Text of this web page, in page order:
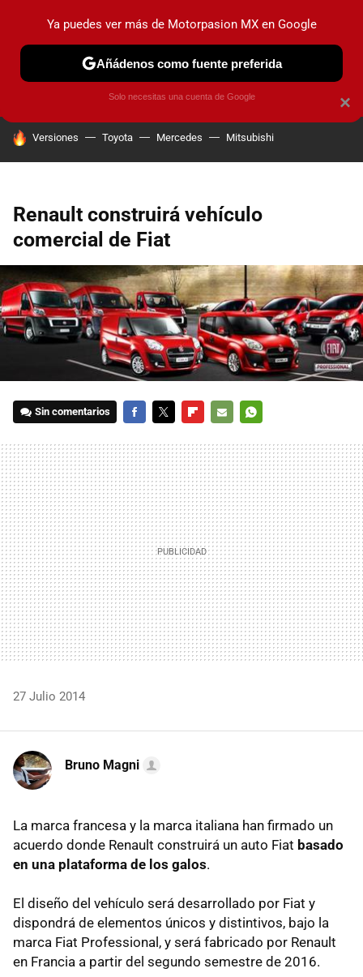
PRUEBAS INDUSTRIA HOY NO CIRCULA
HOY SE HABLA DE
Versiones Toyota Mercedes Mitsubishi
Renault construirá vehículo
comercial de Fiat
Sin comentarios
MAIL
27 Julio 2014
Bruno Magni
La marca francesa y la marca italiana han firmado un
acuerdo donde Renault construirá un auto Fiat basado
en una plataforma de los galos.
El diseño del vehículo será desarrollado por Fiat y
dispondrá de elementos únicos y distintivos, bajo la
marca Fiat Professional, y será fabricado por Renault
en Francia a partir del segundo semestre de 2016.
×
Ya puedes ver más de Motorpasion MX en Google
Añádenos como fuente preferida
Solo necesitas una cuenta de Google